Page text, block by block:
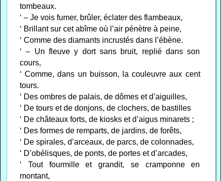
tombeaux.
‘ – Je vois fumer, brûler, éclater des flambeaux,
‘ Brillant sur cet abîme où l’air pénètre à peine,
‘ Comme des diamants incrustés dans l’ébène.
‘ – Un fleuve y dort sans bruit, replié dans son
cours,
‘ Comme, dans un buisson, la couleuvre aux cent
tours.
‘ Des ombres de palais, de dômes et d’aiguilles,
‘ De tours et de donjons, de clochers, de bastilles
‘ De châteaux forts, de kiosks et d’aigus minarets ;
‘ Des formes de remparts, de jardins, de forêts,
‘ De spirales, d’arceaux, de parcs, de colonnades,
‘ D’obélisques, de ponts, de portes et d’arcades,
‘ Tout fourmille et grandit, se cramponne en
montant,